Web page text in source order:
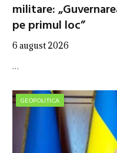
militare:
pe primul loc”
6 august 2026
…
GEOPOLITICA